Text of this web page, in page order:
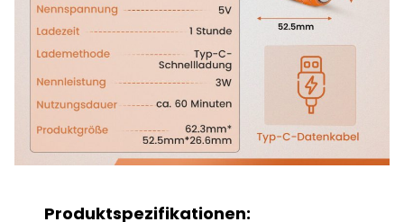
Produktspezifikationen: